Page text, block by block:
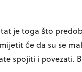
je toga što
će da su se
spojiti i povezati.